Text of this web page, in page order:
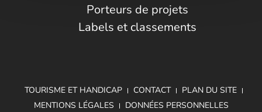
Porteurs de projets
Labels et classements
TOURISME ET HANDICAP CONTACT
PLAN DU SITE
MENTIONS LÉGALES
DONNÉES PERSONNELLES